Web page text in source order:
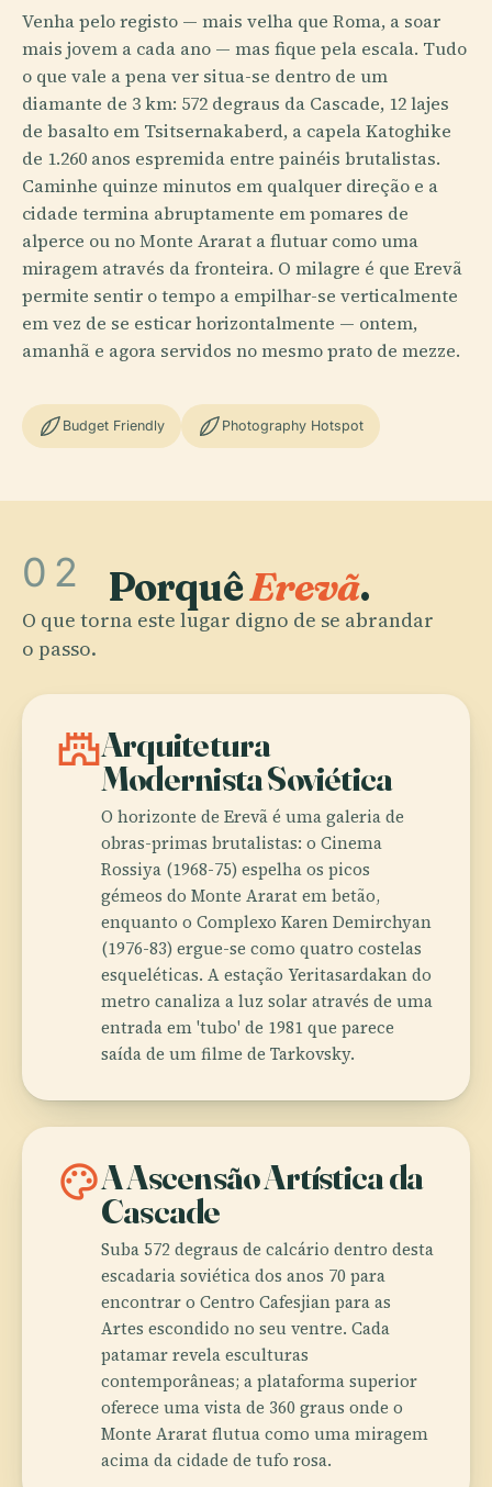
Venha pelo registo — mais velha que Roma, a soar
mais jovem a cada ano — mas fique pela escala. Tudo
o que vale a pena ver situa-se dentro de um
diamante de 3 km: 572 degraus da Cascade, 12 lajes
de basalto em Tsitsernakaberd, a capela Katoghike
de 1.260 anos espremida entre painéis brutalistas.
Caminhe quinze minutos em qualquer direção e a
cidade termina abruptamente em pomares de
alperce ou no Monte Ararat a flutuar como uma
miragem através da fronteira. O milagre é que Erevã
permite sentir o tempo a empilhar-se verticalmente
em vez de se esticar horizontalmente — ontem,
amanhã e agora servidos no mesmo prato de mezze.
Budget Friendly Photography Hotspot
02 PorquêErevã.
O que torna este lugar digno de se abrandar
o passo.
castleArquitetura
Modernista Soviética
O horizonte de Erevã é uma galeria de
obras-primas brutalistas: o Cinema
Rossiya (1968-75) espelha os picos
gémeos do Monte Ararat em betão,
enquanto o Complexo Karen Demirchyan
(1976-83) ergue-se como quatro costelas
esqueléticas. A estação Yeritasardakan do
metro canaliza a luz solar através de uma
entrada em 'tubo' de 1981 que parece
saída de um filme de Tarkovsky.
paletteA Ascensão Artística da
Cascade
Suba 572 degraus de calcário dentro desta
escadaria soviética dos anos 70 para
encontrar o Centro Cafesjian para as
Artes escondido no seu ventre. Cada
patamar revela esculturas
contemporâneas; a plataforma superior
oferece uma vista de 360 graus onde o
Monte Ararat flutua como uma miragem
acima da cidade de tufo rosa.